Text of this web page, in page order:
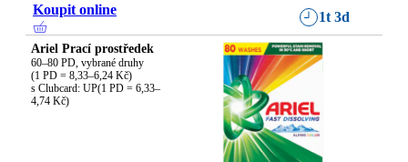
Koupit online 1t 3d
Ariel Prací prostředek
60–80 PD, vybrané druhy
(1 PD = 8,33–6,24 Kč)
s Clubcard: UP(1 PD = 6,33–
4,74 Kč)